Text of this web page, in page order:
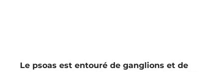
Le psoas est entouré de ganglions et de